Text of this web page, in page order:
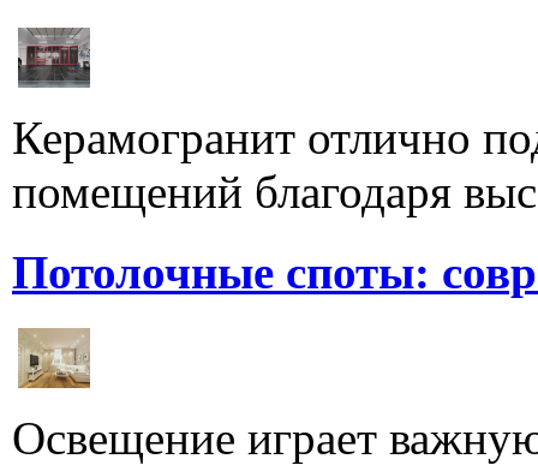
Керамогранит отлично
помещений благодаря
Потолочные споты:
Освещение играет